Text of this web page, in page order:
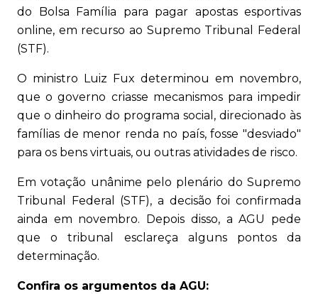
do Bolsa Família para pagar apostas esportivas
online, em recurso ao Supremo Tribunal Federal
(STF).
O ministro Luiz Fux determinou em novembro,
que o governo criasse mecanismos para impedir
que o dinheiro do programa social, direcionado às
famílias de menor renda no país, fosse "desviado"
para os bens virtuais, ou outras atividades de risco.
Em votação unânime pelo plenário do Supremo
Tribunal Federal (STF), a decisão foi confirmada
ainda em novembro. Depois disso, a AGU pede
que o tribunal esclareça alguns pontos da
determinação.
Confira os argumentos da AGU: